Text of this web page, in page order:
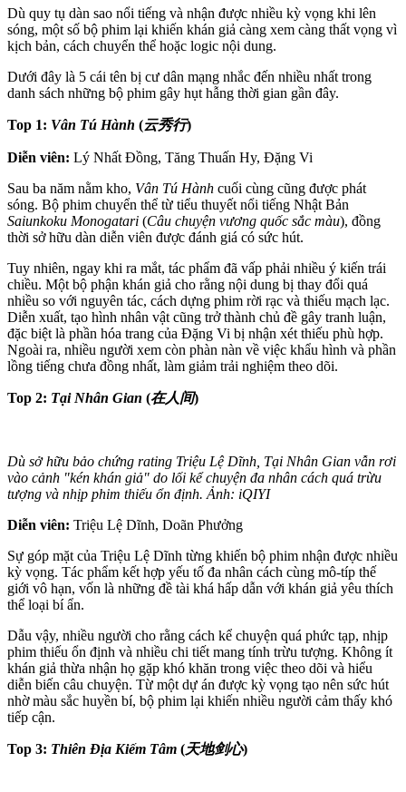
Dù quy tụ dàn sao nổi tiếng và nhận được nhiều kỳ vọng khi lên
sóng, một số bộ phim lại khiến khán giả càng xem càng thất vọng vì
kịch bản, cách chuyển thể hoặc logic nội dung.
Dưới đây là 5 cái tên bị cư dân mạng nhắc đến nhiều nhất trong
danh sách những bộ phim gây hụt hẫng thời gian gần đây.
Top 1: Vân Tú Hành (云秀行)
Diễn viên: Lý Nhất Đồng, Tăng Thuấn Hy, Đặng Vi
Sau ba năm nằm kho, Vân Tú Hành cuối cùng cũng được phát
sóng. Bộ phim chuyển thể từ tiểu thuyết nổi tiếng Nhật Bản
Saiunkoku Monogatari (Câu chuyện vương quốc sắc màu), đồng
thời sở hữu dàn diễn viên được đánh giá có sức hút.
Tuy nhiên, ngay khi ra mắt, tác phẩm đã vấp phải nhiều ý kiến trái
chiều. Một bộ phận khán giả cho rằng nội dung bị thay đổi quá
nhiều so với nguyên tác, cách dựng phim rời rạc và thiếu mạch lạc.
Diễn xuất, tạo hình nhân vật cũng trở thành chủ đề gây tranh luận,
đặc biệt là phần hóa trang của Đặng Vi bị nhận xét thiếu phù hợp.
Ngoài ra, nhiều người xem còn phàn nàn về việc khẩu hình và phần
lồng tiếng chưa đồng nhất, làm giảm trải nghiệm theo dõi.
Top 2: Tại Nhân Gian (在人间)
Dù sở hữu bảo chứng rating Triệu Lệ Dĩnh, Tại Nhân Gian vẫn rơi
vào cảnh "kén khán giả" do lối kể chuyện đa nhân cách quá trừu
tượng và nhịp phim thiếu ổn định. Ảnh: iQIYI
Diễn viên: Triệu Lệ Dĩnh, Doãn Phưởng
Sự góp mặt của Triệu Lệ Dĩnh từng khiến bộ phim nhận được nhiều
kỳ vọng. Tác phẩm kết hợp yếu tố đa nhân cách cùng mô-típ thế
giới vô hạn, vốn là những đề tài khá hấp dẫn với khán giả yêu thích
thể loại bí ẩn.
Dẫu vậy, nhiều người cho rằng cách kể chuyện quá phức tạp, nhịp
phim thiếu ổn định và nhiều chi tiết mang tính trừu tượng. Không ít
khán giả thừa nhận họ gặp khó khăn trong việc theo dõi và hiểu
diễn biến câu chuyện. Từ một dự án được kỳ vọng tạo nên sức hút
nhờ màu sắc huyền bí, bộ phim lại khiến nhiều người cảm thấy khó
tiếp cận.
Top 3: Thiên Địa Kiếm Tâm (天地剑心)